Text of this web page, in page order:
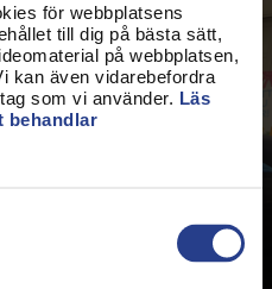
för webbplatsens
till dig på bästa sätt,
på webbplatsen,
kan även vidarebefordra
som vi använder. Läs
behandlar